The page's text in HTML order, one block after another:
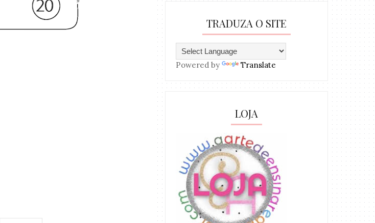
TRADUZA O SITE
Powered by Translate
LOJA